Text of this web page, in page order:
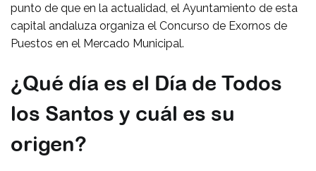
punto de que en la actualidad, el Ayuntamiento de esta
capital andaluza organiza el Concurso de Exornos de
Puestos en el Mercado Municipal.
¿Qué día es el Día de Todos
los Santos y cuál es su
origen?